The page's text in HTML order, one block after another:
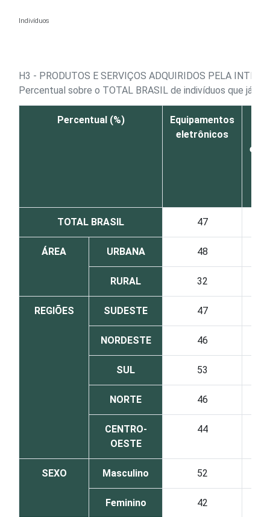
Indivíduos
H3 - PRODUTOS E SERVIÇOS ADQUIRIDOS PELA
Percentual sobre o TOTAL BRASIL de indivíduos que já
Percentual (%)
Equipamentos
eletrônicos
TOTAL BRASIL 47
ÁREA URBANA 48
RURAL 32
REGIÕES SUDESTE 47
NORDESTE 46
SUL 53
NORTE 46
CENTRO-
OESTE
44
SEXO Masculino 52
Feminino 42